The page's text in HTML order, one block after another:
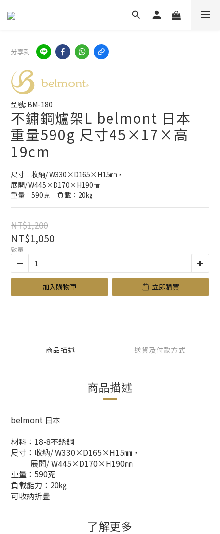
分享到
型號: BM-180
不鏽鋼爐架L belmont 日本
重量590g 尺寸45×17×​高​
19cm
尺寸：收納/ W330×D165×H​​15㎜，
展開/ W445×D170×H​​190㎜
重量：590克     負載：20㎏​
NT$1,200
NT$1,050
數量
加入購物車 立即購買
商品描述 送貨及付款方式
商品描述
belmont 日本
材料：18-8不銹鋼
尺寸：收納/ W330×D165×H​​15㎜，
展開/ W445×D170×H​​190㎜
重量：590克
負載能力：20㎏
可收納折疊
了解更多